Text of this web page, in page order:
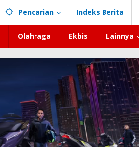
Pencarian Indeks Berita
Olahraga Ekbis Lainnya